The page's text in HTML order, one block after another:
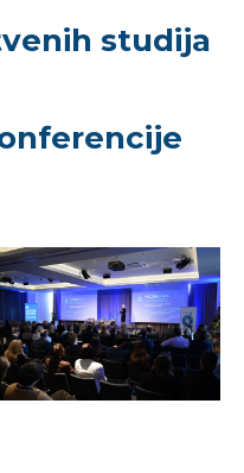
studija